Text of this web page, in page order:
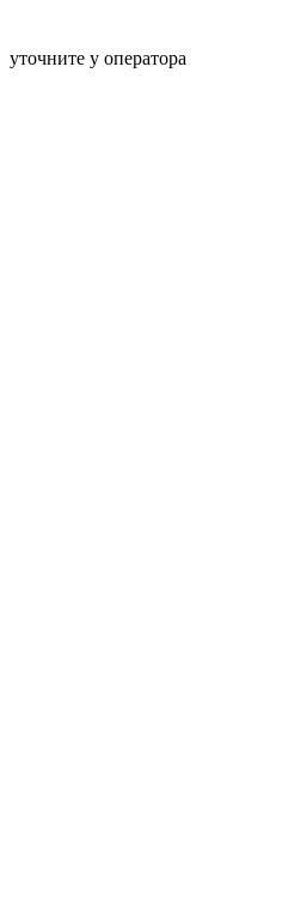
уточните у оператора